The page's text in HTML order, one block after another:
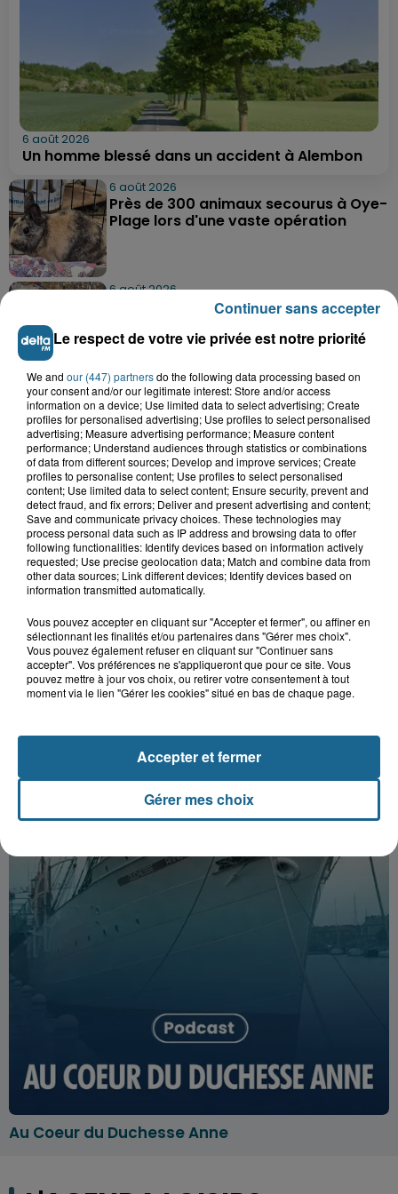
6 août 2026
Un homme blessé dans un accident à Alembon
6 août 2026
Près de 300 animaux secourus à Oye-
Plage lors d'une vaste opération
6 août 2026
Dunkerque : dix jeunes vont parcourir
6 août 2026
Blendecques : le jeune garçon de 12
ans qui s'était noyé est...
6 août 2026
Risque incendie dans le Nord : ce que
vous ne pouvez plus faire
NOS AUTRES PODCASTS
Au Coeur du Duchesse Anne
Le respect de votre vie privée est notre priorité
We and our (447) partnersdo the following data processing based on
your consent and/or our legitimate interest: Store and/or access
information on a device; Use limited data to select advertising; Create
profiles for personalised advertising; Use profiles to select personalised
advertising; Measure advertising performance; Measure content
performance; Understand audiences through statistics or combinations
of data from different sources; Develop and improve services; Create
profiles to personalise content; Use profiles to select personalised
content; Use limited data to select content; Ensure security, prevent and
detect fraud, and fix errors; Deliver and present advertising and content;
Save and communicate privacy choices. These technologies may
process personal data such as IP address and browsing data to offer
following functionalities: Identify devices based on information actively
requested; Use precise geolocation data; Match and combine data from
other data sources; Link different devices; Identify devices based on
information transmitted automatically.
Vous pouvez accepter en cliquant sur "Accepter et fermer", ou affiner en
sélectionnant les finalités et/ou partenaires dans "Gérer mes choix".
Vous pouvez également refuser en cliquant sur "Continuer sans
accepter". Vos préférences ne s'appliqueront que pour ce site. Vous
pouvez mettre à jour vos choix, ou retirer votre consentement à tout
moment via le lien "Gérer les cookies" situé en bas de chaque page.
Gérer mes choix
Accepter et fermer
Continuer sans accepter